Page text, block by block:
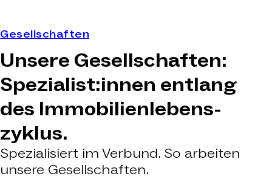
Gesellschaften
Unsere Gesellschaften:
Spezialist­:innen entlang
des Immobilien­lebens­
zyklus.
Spezialisiert im Verbund. So arbeiten
unsere Gesellschaften.